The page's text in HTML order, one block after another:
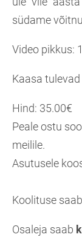
südame
Video pikkus:
Kaasa
Hind: 35.00€
Peale ostu
meilile.
Asutusele
Koolituse
Osaleja saab